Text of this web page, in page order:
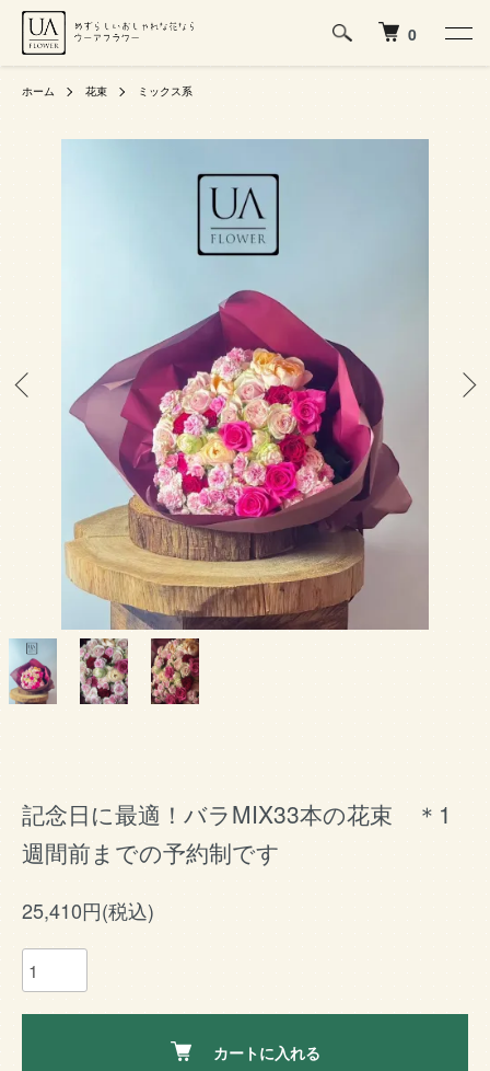
0
ホーム 花束 ミックス系
記念日に最適！バラMIX33本の花束 ＊1
週間前までの予約制です
25,410円(税込)
カートに入れる